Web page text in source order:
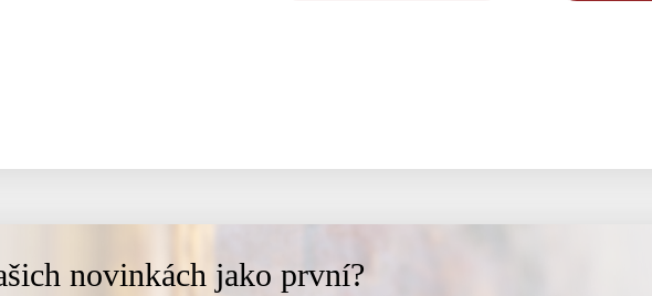
novinkách jako první?